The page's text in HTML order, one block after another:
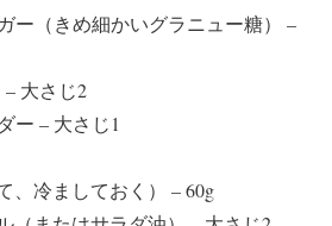
ー（きめ細かいグラニュー糖） –
大さじ2
ー – 大さじ1
、冷ましておく） – 60g